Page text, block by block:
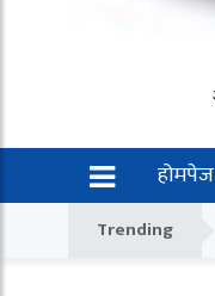
होमपेज
Trending